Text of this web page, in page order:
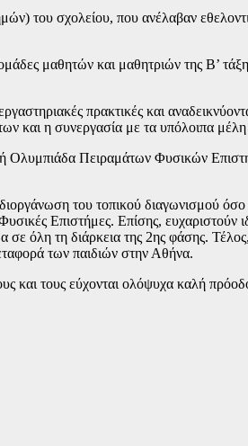
του σχολείου, που ανέλαβαν
μαθητών και μαθητριών της Β’
πρακτικές και
και η συνεργασία με τα υπόλοιπα
Πειραμάτων Φυσικών
του τοπικού διαγωνισμού όσο
Επιστήμες. Επίσης, ευχαριστούν
όλη τη διάρκεια της 2ης φάσης.
των παιδιών στην Αθήνα.
τους εύχονται ολόψυχα καλή